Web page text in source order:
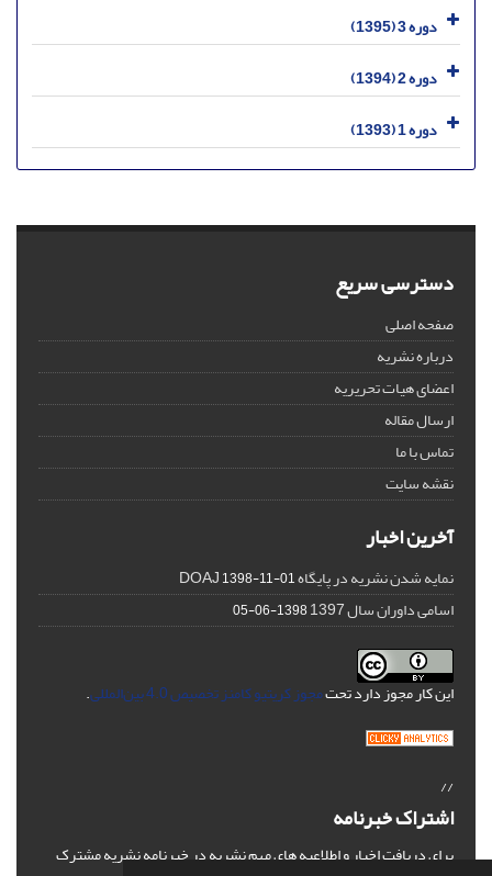
دوره 3 (1395)
دوره 2 (1394)
دوره 1 (1393)
دسترسی سریع
صفحه اصلی
درباره نشریه
اعضای هیات تحریریه
ارسال مقاله
تماس با ما
نقشه سایت
آخرین اخبار
نمایه شدن نشریه در پایگاه DOAJ1398-11-01
اسامی داوران سال 1397 1398-06-05
این کار مجوز دارد تحتمجوز کریتیو کامنز تخصیص 4.0 بین‌المللی .
//
اشتراک خبرنامه
برای دریافت اخبار و اطلاعیه های مهم نشریه در خبرنامه نشریه مشترک